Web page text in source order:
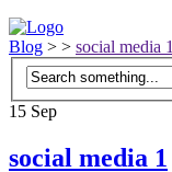
Blog > > social media 1
15 Sep
social media 1